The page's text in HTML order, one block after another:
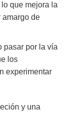
que mejora la
amargo de
pasar por la vía
los
experimentar
y una